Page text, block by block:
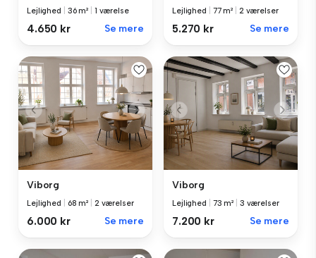
Lejlighed 36 m² 1 værelse
4.650 kr Se mere
Lejlighed 77 m² 2 værelser
5.270 kr Se mere
Viborg
Lejlighed 68 m² 2 værelser
6.000 kr Se mere
Viborg
Lejlighed 73 m² 3 værelser
7.200 kr Se mere